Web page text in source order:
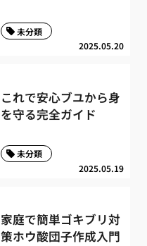
2025.05.20
未分類
これで安心ブユから身
を守る完全ガイド
2025.05.19
未分類
家庭で簡単ゴキブリ対
策ホウ酸団子作成入門